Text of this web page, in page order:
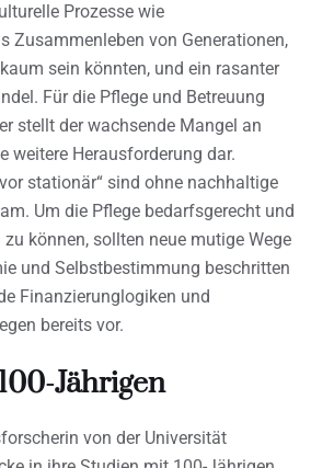
Prozesse wie
Zusammenleben von Generationen,
sein könnten, und ein rasanter
Für die Pflege und Betreuung
stellt der wachsende Mangel an
weitere Herausforderung dar.
stationär“ sind ohne nachhaltige
Um die Pflege bedarfsgerecht und
können, sollten neue mutige Wege
und Selbstbestimmung beschritten
Finanzierunglogiken und
bereits vor.
Jährigen
von der Universität